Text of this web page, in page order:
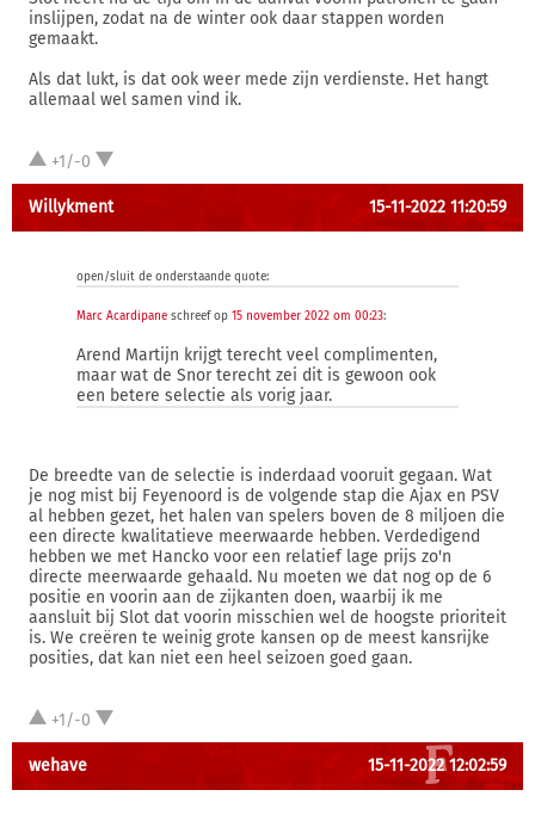
inslijpen, zodat na de winter ook daar stappen worden
gemaakt.
Als dat lukt, is dat ook weer mede zijn verdienste. Het hangt
allemaal wel samen vind ik.
+1/-0
Willykment 15-11-2022 11:20:59
open/sluit de onderstaande quote:
Marc Acardipane schreef op 15 november 2022 om 00:23:
Arend Martijn krijgt terecht veel complimenten,
maar wat de Snor terecht zei dit is gewoon ook
een betere selectie als vorig jaar.
De breedte van de selectie is inderdaad vooruit gegaan. Wat
je nog mist bij Feyenoord is de volgende stap die Ajax en PSV
al hebben gezet, het halen van spelers boven de 8 miljoen die
een directe kwalitatieve meerwaarde hebben. Verdedigend
hebben we met Hancko voor een relatief lage prijs zo'n
directe meerwaarde gehaald. Nu moeten we dat nog op de 6
positie en voorin aan de zijkanten doen, waarbij ik me
aansluit bij Slot dat voorin misschien wel de hoogste prioriteit
is. We creëren te weinig grote kansen op de meest kansrijke
posities, dat kan niet een heel seizoen goed gaan.
+1/-0
wehave 15-11-2022 12:02:59